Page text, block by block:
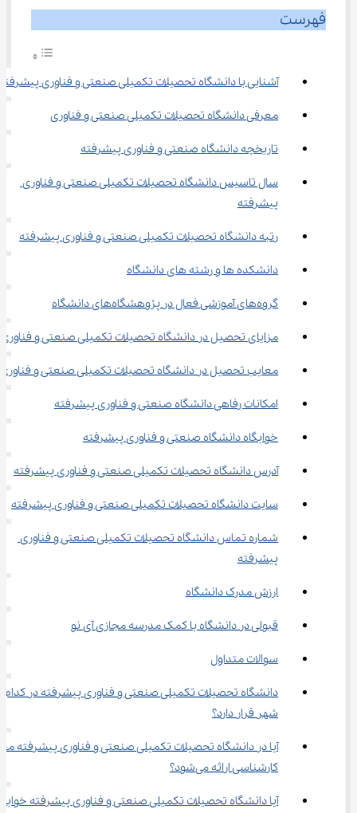
فهرست
آشنایی با دانشگاه تحصیلات تکمیلی صنعتی و فناوری
معرفی دانشگاه تحصیلات تکمیلی صنعتی و فناوری
تاریخچه دانشگاه صنعتی و فناوری پیشرفته
سال تاسیس دانشگاه تحصیلات تکمیلی صنعتی و فناوری
پیشرفته
رتبه دانشگاه تحصیلات تکمیلی صنعتی و فناوری پیشرفته
دانشکده ها و رشته های دانشگاه
گروه‌های آموزشی فعال در پژوهشگاه‌های دانشگاه
مزایای تحصیل در دانشگاه تحصیلات تکمیلی صنعتی و فناوری
معایب تحصیل در دانشگاه تحصیلات تکمیلی صنعتی و فناوری
امکانات رفاهی دانشگاه صنعتی و فناوری پیشرفته
خوابگاه دانشگاه صنعتی و فناوری پیشرفته
آدرس دانشگاه تحصیلات تکمیلی صنعتی و فناوری پیشرفته
سایت دانشگاه تحصیلات تکمیلی صنعتی و فناوری پیشرفته
شماره تماس دانشگاه تحصیلات تکمیلی صنعتی و فناوری
پیشرفته
ارزش مدرک دانشگاه
قبولی در دانشگاه با کمک مدرسه مجازی آی نو
سوالات متداول
دانشگاه تحصیلات تکمیلی صنعتی و فناوری پیشرفته در کدام
شهر قرار دارد؟
آیا در دانشگاه تحصیلات تکمیلی صنعتی و فناوری پیشرفته
کارشناسی ارائه می‌شود؟
آیا دانشگاه تحصیلات تکمیلی صنعتی و فناوری پیشرفته